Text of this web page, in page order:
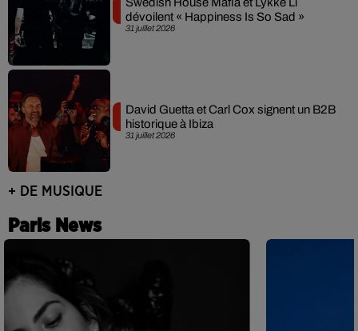
31 juillet 2026
Swedish House Mafia et Lykke Li
dévoilent « Happiness Is So Sad »
31 juillet 2026
David Guetta et Carl Cox signent un B2B
historique à Ibiza
+ DE MUSIQUE
Paris News